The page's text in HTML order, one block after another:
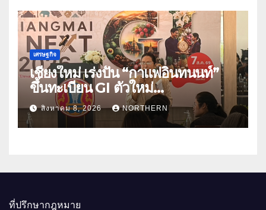
เศรษฐกิจ
เชียงใหม่ เร่งปั้น “กาแฟอินทนนท์”
ขึ้นทะเบียน GI ตัวใหม่
“CHIANGMAI GI NEXT 2026”
ติดอาวุธผู้ประกอบการ 100 ราย ดัน
สินค้าอัตลักษณ์สู่ตลาดพรีเมียม
สิงหาคม 8, 2026 NORTHERN
ที่ปรึกษากฎหมาย